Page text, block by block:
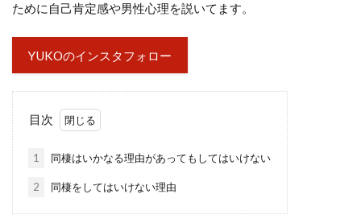
ために自己肯定感や男性心理を説いてます。
YUKOのインスタフォロー
目次
1 同棲はいかなる理由があってもしてはいけない
2 同棲をしてはいけない理由